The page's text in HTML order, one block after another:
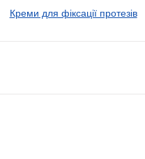
Креми для фіксації протезів